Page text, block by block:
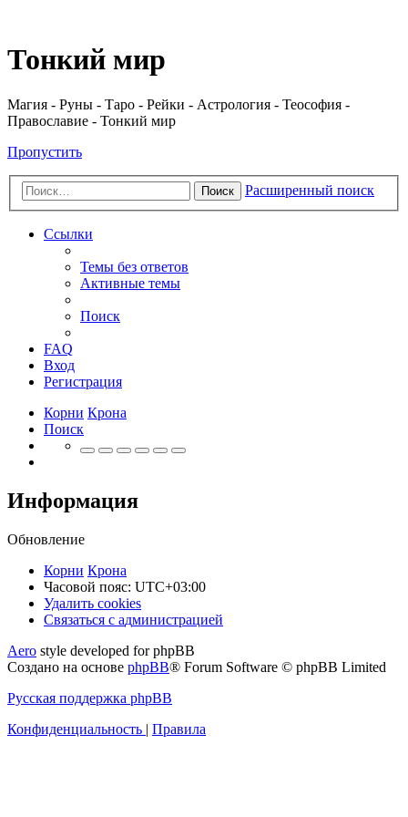
Тонкий мир
Магия - Руны - Таро - Рейки - Астрология - Теософия -
Православие - Тонкий мир
Пропустить
Поиск Расширенный поиск
Ссылки
Темы без ответов
Активные темы
Поиск
FAQ
Вход
Регистрация
Корни Крона
Поиск
Информация
Обновление
Корни Крона
Часовой пояс: UTC+03:00
Удалить cookies
Связаться
администрацией
Связаться с администрацией
Aero style developed for phpBB
Создано на основе phpBB® Forum Software © phpBB Limited
Русская поддержка phpBB
Конфиденциальность | Правила